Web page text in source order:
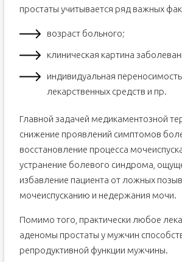
простаты учитывается ряд важных
возраст больного;
клиническая картина
индивидуальная
лекарственных средств и пр.
Главной задачей медикаментозной
снижение проявлений симптомов
восстановление процесса
устранение болевого синдрома,
избавление пациента от ложных
мочеиспусканию и недержания мочи.
Помимо того, практически любое
аденомы простаты у мужчин
репродуктивной функции мужчины.